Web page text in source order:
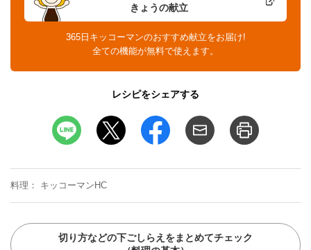
きょうの献立
365日キッコーマンのおすすめ献立をお届け!
全ての機能が無料で使えます。
レシピをシェアする
料理 キッコーマンHC
切り方などの下ごしらえをまとめてチェック